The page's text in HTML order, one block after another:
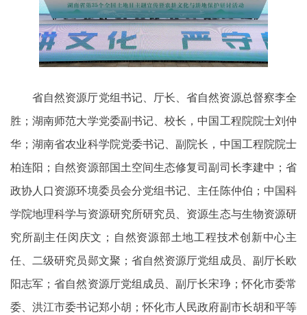
省自然资源厅党组书记、厅长、省自然资源总督察李全
胜；湖南师范大学党委副书记、校长，中国工程院院士刘仲
华；湖南省农业科学院党委书记、副院长，中国工程院院士
柏连阳；自然资源部国土空间生态修复司副司长李建中；省
政协人口资源环境委员会分党组书记、主任陈仲伯；中国科
学院地理科学与资源研究所研究员、资源生态与生物资源研
究所副主任闵庆文；自然资源部土地工程技术创新中心主
任、二级研究员郧文聚；省自然资源厅党组成员、副厅长欧
阳志军；省自然资源厅党组成员、副厅长宋琤；怀化市委常
委、洪江市委书记郑小胡；怀化市人民政府副市长胡和平等